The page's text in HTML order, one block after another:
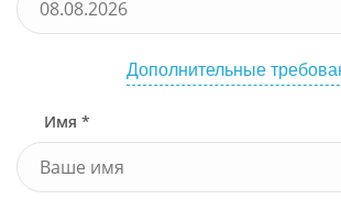
Дополнительные
Имя *